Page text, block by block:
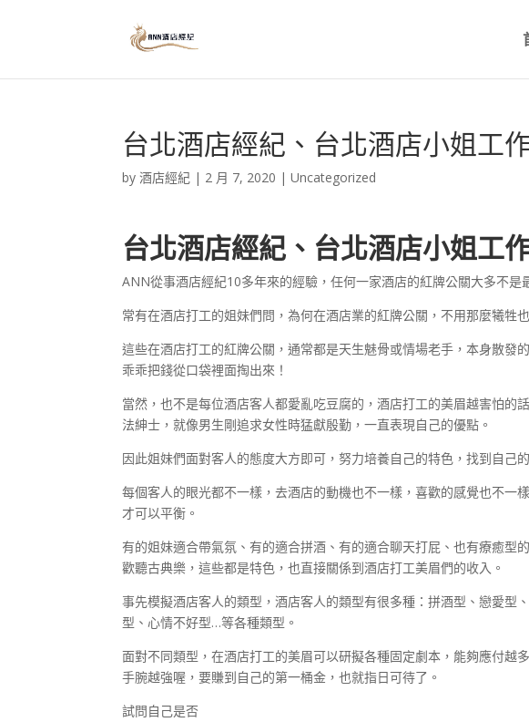
台北酒店經紀、台北酒店小姐工
by酒店經紀 | 2 月 7, 2020 |Uncategorized
台北酒店經紀、台北酒店小姐工
ANN從事酒店經紀10多年來的經驗，任何一家酒店的紅牌公關大多不是
常有在酒店打工的姐妹們問，為何在酒店業的紅牌公關，不用那麼犧牲
這些在酒店打工的紅牌公關，通常都是天生魅骨或情場老手，本身散發
乖乖把錢從口袋裡面掏出來！
當然，也不是每位酒店客人都愛亂吃豆腐的，酒店打工的美眉越害怕
法紳士，就像男生剛追求女性時猛獻殷勤，一直表現自己的優點。
因此姐妹們面對客人的態度大方即可，努力培養自己的特色，找到自己
每個客人的眼光都不一樣，去酒店的動機也不一樣，喜歡的感覺也不一
才可以平衡。
有的姐妹適合帶氣氛、有的適合拼酒、有的適合聊天打屁、也有療癒型
歡聽古典樂，這些都是特色，也直接關係到酒店打工美眉們的收入。
事先模擬酒店客人的類型，酒店客人的類型有很多種：拼酒型、戀愛型
型、心情不好型…等各種類型。
面對不同類型，在酒店打工的美眉可以研擬各種固定劇本，能夠應付越
手腕越強喔，要賺到自己的第一桶金，也就指日可待了。
試問自己是否